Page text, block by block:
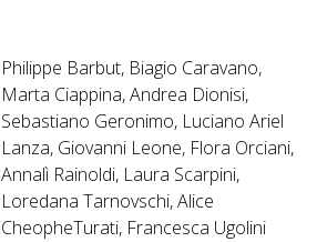
Philippe Barbut, Biagio Caravano,
Marta Ciappina, Andrea Dionisi,
Sebastiano Geronimo, Luciano Ariel
Lanza, Giovanni Leone, Flora Orciani,
Annalì Rainoldi, Laura Scarpini,
Loredana Tarnovschi, Alice
CheopheTurati, Francesca Ugolini